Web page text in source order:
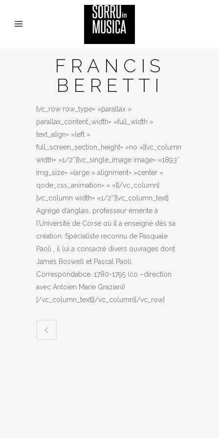
FRANCIS
BERETTI
[vc_row row_type= »parallax »
parallax_content_width= »full_width »
text_align= »left »
full_screen_section_height= »no »][vc_column
width= »1/2″][vc_single_image image= »1893″
img_size= »large » alignment= »center »
qode_css_animation= » »][/vc_column]
[vc_column width= »1/2″][vc_column_text]
Agrégé d’anglais, professeur émérite à
l’Université de Corse où il a enseigné dès sa
création. Spécialiste reconnu de Pasquale
Paoli , il lui a consacré divers ouvrages dont
James Boswell et Pascal Paoli.
Correspondabce. 1780-1795 (co –direction
avec Antoien Marie Graziani)
[/vc_column_text][/vc_column][/vc_row]